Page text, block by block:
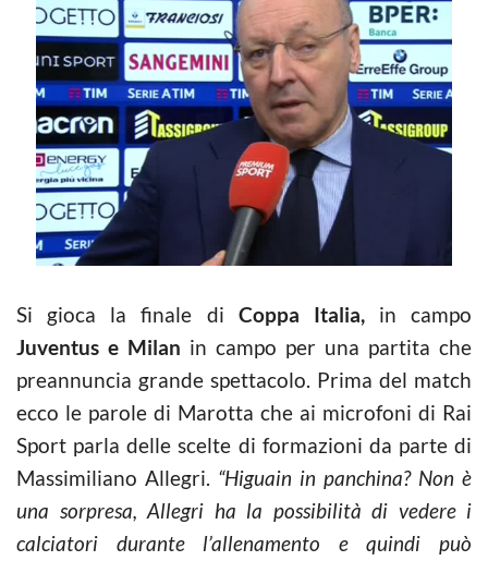
Si gioca la finale di Coppa Italia,in campo
Juventus e Milan in campo per una partita che
preannuncia grande spettacolo. Prima del match
ecco le parole di Marotta che ai microfoni di Rai
Sport parla delle scelte di formazioni da parte di
Massimiliano Allegri. “Higuain in panchina? Non è
una sorpresa, Allegri ha la possibilità di vedere i
calciatori durante l’allenamento e quindi può